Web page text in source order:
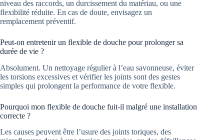
niveau des raccords, un durcissement du matériau, ou une
flexibilité réduite. En cas de doute, envisagez un
remplacement préventif.
Peut-on entretenir un flexible de douche pour prolonger sa
durée de vie ?
Absolument. Un nettoyage régulier à l’eau savonneuse, éviter
les torsions excessives et vérifier les joints sont des gestes
simples qui prolongent la performance de votre flexible.
Pourquoi mon flexible de douche fuit-il malgré une installation
correcte ?
Les causes peuvent être l’usure des joints toriques, des